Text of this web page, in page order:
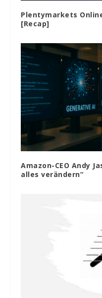
Plentymarkets
[Recap]
Amazon-CEO Andy
alles verändern“